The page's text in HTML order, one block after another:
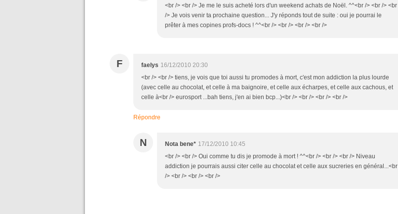
<br /> <br /> Je me le suis acheté lors d'un weekend achats de Noël. ^^<br /> <br /> <br
/> Je vois venir ta prochaine question... J'y réponds tout de suite : oui je pourrai le
prêter à mes copines profs-docs ! ^^<br /> <br /> <br /> <br />
F faelys 16/12/2010 20:30
<br /> <br /> tiens, je vois que toi aussi tu promodes à mort, c'est mon addiction la plus lourde
(avec celle au chocolat, et celle à ma baignoire, et celle aux écharpes, et celle aux cachous, et
celle à<br /> eurosport ...bah tiens, j'en ai bien bcp...)<br /> <br /> <br /> <br />
Répondre
N Nota bene* 17/12/2010 10:45
<br /> <br /> Oui comme tu dis je promode à mort ! ^^<br /> <br /> <br /> Niveau
addiction je pourrais aussi citer celle au chocolat et celle aux sucreries en général...<br
/> <br /> <br /> <br />